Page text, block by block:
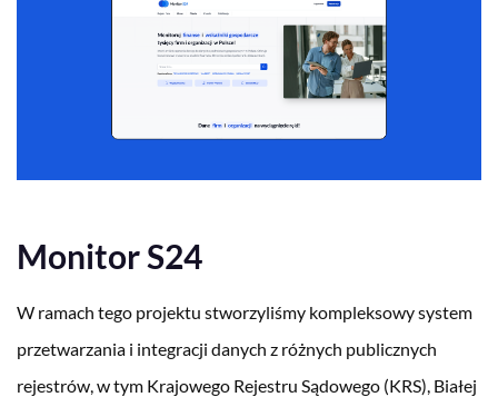
Monitor S24
W ramach tego projektu stworzyliśmy kompleksowy system
przetwarzania i integracji danych z różnych publicznych
rejestrów, w tym Krajowego Rejestru Sądowego (KRS), Białej